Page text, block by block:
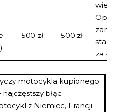
wieku
500 zł 500 zł
zamiast
za 40,50 zł
motocykla kupionego
błąd
z Niemiec, Francji